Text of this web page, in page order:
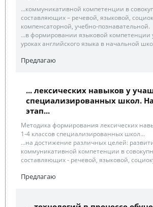
...коммуникативной компетенции в
составляющих – речевой, языковой,
компенсаторной, учебно-познавательной.
...в формировании языковой компетенции
уроках английского языка в начальной
Предлагаю
... лексических навыков у
специализированных школ.
этап...
Методика формирования лексических
1-4 классов специализированных школ...
...на достижение различных целей:
коммуникативной компетенции в
составляющих - речевой, языковой,
Предлагаю